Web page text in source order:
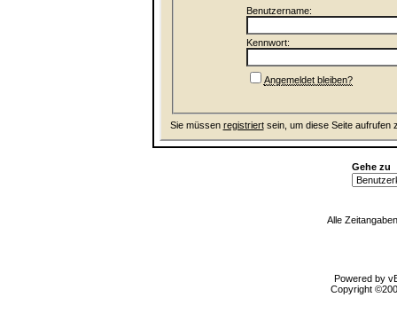
Benutzername:
Kennwort:
Angemeldet bleiben?
Sie müssen registriertsein, um diese Seite aufrufen
Gehe zu
Alle
Powered by
Copyright